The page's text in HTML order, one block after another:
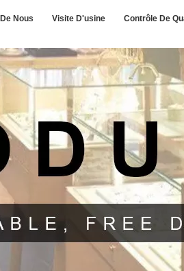
Nous Visite D'usine Contrôle De